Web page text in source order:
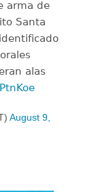
arma de
Santa
alas
August 9,